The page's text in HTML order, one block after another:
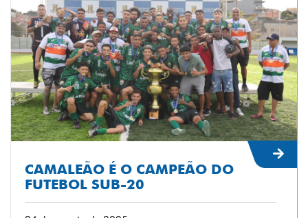
CAMALEÃO É O CAMPEÃO DO
FUTEBOL SUB-20